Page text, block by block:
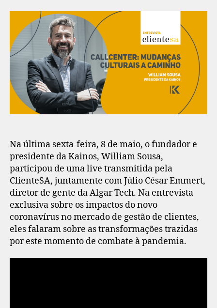
Na última sexta-feira, 8 de maio, o fundador e
presidente da Kainos, William Sousa,
participou de uma live transmitida pela
ClienteSA, juntamente com Júlio César Emmert,
diretor de gente da Algar Tech. Na entrevista
exclusiva sobre os impactos do novo
coronavírus no mercado de gestão de clientes,
eles falaram sobre as transformações trazidas
por este momento de combate à pandemia.